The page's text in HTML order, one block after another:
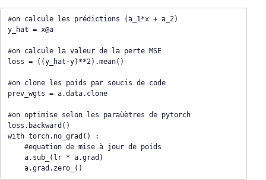
#on calcule les prédictions (a_1*x + a_2)
y_hat = x@a
#on calcule la valeur de la perte MSE
loss = ((y_hat-y)**2).mean()
#on clone les poids par soucis de code
prev_wgts = a.data.clone
#on optimise selon les paraùètres de pytorch
loss.backward()
with torch.no_grad() :
    a.grad.zero_()